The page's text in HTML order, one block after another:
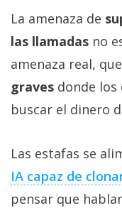
La amenaza de
las llamadas no
amenaza real,
graves donde los
buscar el dinero
Las estafas se
IA capaz de
pensar que